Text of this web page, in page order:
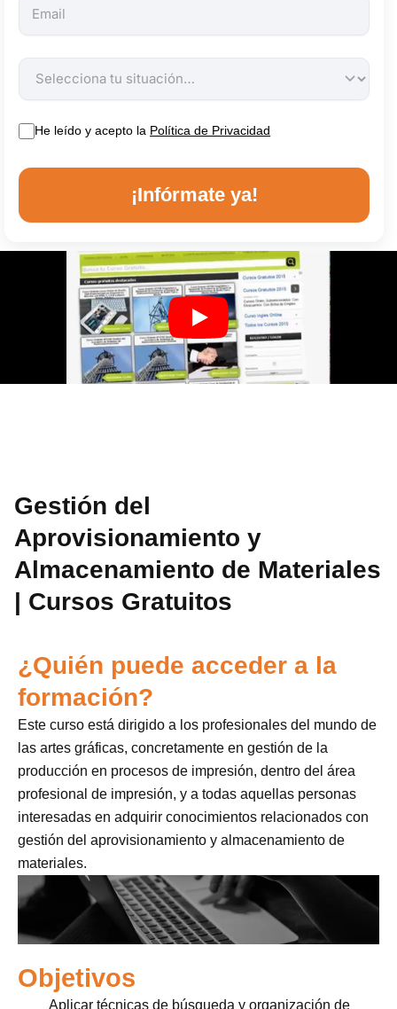
He leído y acepto la Política de Privacidad
¡Infórmate ya!
Gestión del
Aprovisionamiento y
Almacenamiento de Materiales
| Cursos Gratuitos
¿Quién puede acceder a la
formación?
Este curso está dirigido a los profesionales del mundo de
las artes gráficas, concretamente en gestión de la
producción en procesos de impresión, dentro del área
profesional de impresión, y a todas aquellas personas
interesadas en adquirir conocimientos relacionados con
gestión del aprovisionamiento y almacenamiento de
materiales.
Objetivos
Aplicar técnicas de búsqueda y organización de